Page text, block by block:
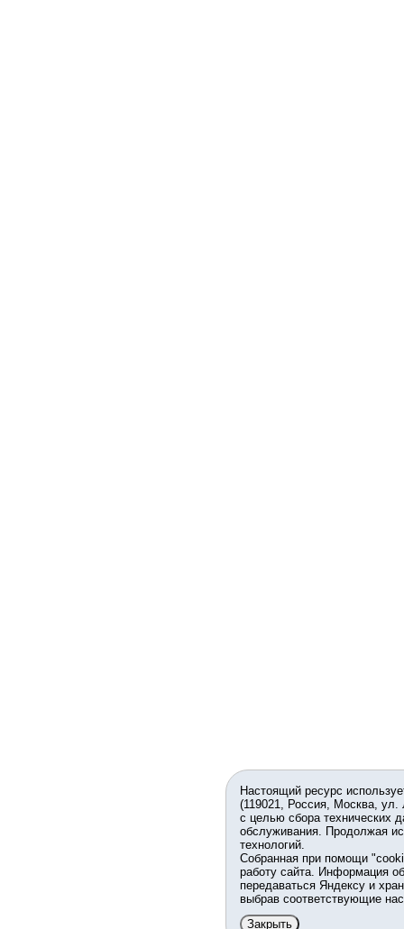
Настоящий ресурс
(119021, Россия, Москва,
с целью сбора технических
обслуживания. Продолжая
технологий.
Собранная при помощи
работу сайта. Информация
передаваться Яндексу и
выбрав соответствующие
Закрыть